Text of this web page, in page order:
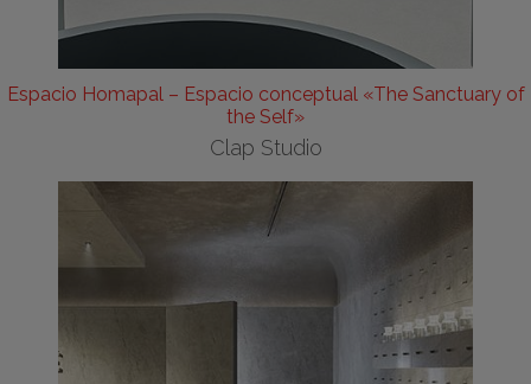
Espacio Homapal – Espacio conceptual «The Sanctuary of
the Self»
Clap Studio